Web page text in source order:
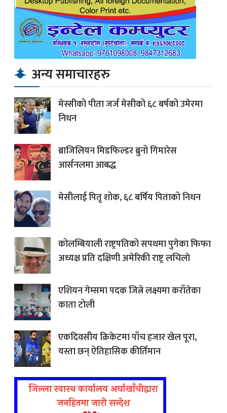
अन्य समाचारहरु
मेस्सीको पीता जर्ज मेसीको ६८ बर्षको उमेरमा
निधन
ब्राजिलियन मिडफिल्डर ब्रुनो गिमारेस
आर्सनलमा आबद्ध
मेसीलाई पितृ शोक, ६८ बर्षिय पिताको निधन
कोलम्बियाली राष्ट्रपतिको सपथमा पुगेका फिफा
अध्यक्ष प्रति दक्षिणी अमेरिकी राष्ट्र लचिलाे
एशियन गेम्समा पदक जित्ने लक्ष्यमा कराँतेका
काता टोली
एकदिवसीय क्रिकेटमा पाँच हजार खेल पूरा,
यस्ता छन् ऐतिहासिक कीर्तिमान